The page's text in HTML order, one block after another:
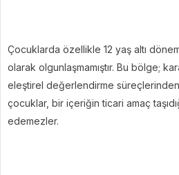
Çocuklarda özellikle 12 yaş altı
olarak olgunlaşmamıştır. Bu bölge;
eleştirel değerlendirme süreçlerinden
çocuklar, bir içeriğin ticari amaç
edemezler.